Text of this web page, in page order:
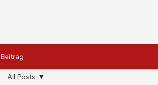
Beitrag
All Posts